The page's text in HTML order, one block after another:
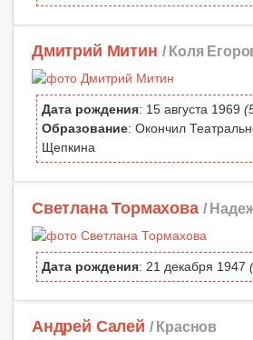
Дмитрий Митин / Коля
Дата рождения: 15 августа 1969
Образование: Окончил
Щепкина
Светлана Тормахова /
Дата рождения: 21 декабря 1947
Андрей Салей / Краснов